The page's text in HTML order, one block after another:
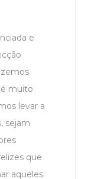
e
muito
levar a
sejam
que
aqueles